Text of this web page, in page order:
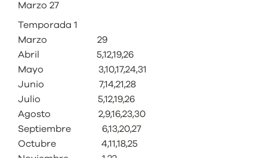
Marzo 27
Temporada 1
Marzo 29
Abril 5,12,19,26
Mayo 3,10,17,24,31
Junio 7,14,21,28
Julio 5,12,19,26
Agosto 2,9,16,23,30
Septiembre 6,13,20,27
Octubre 4,11,18,25